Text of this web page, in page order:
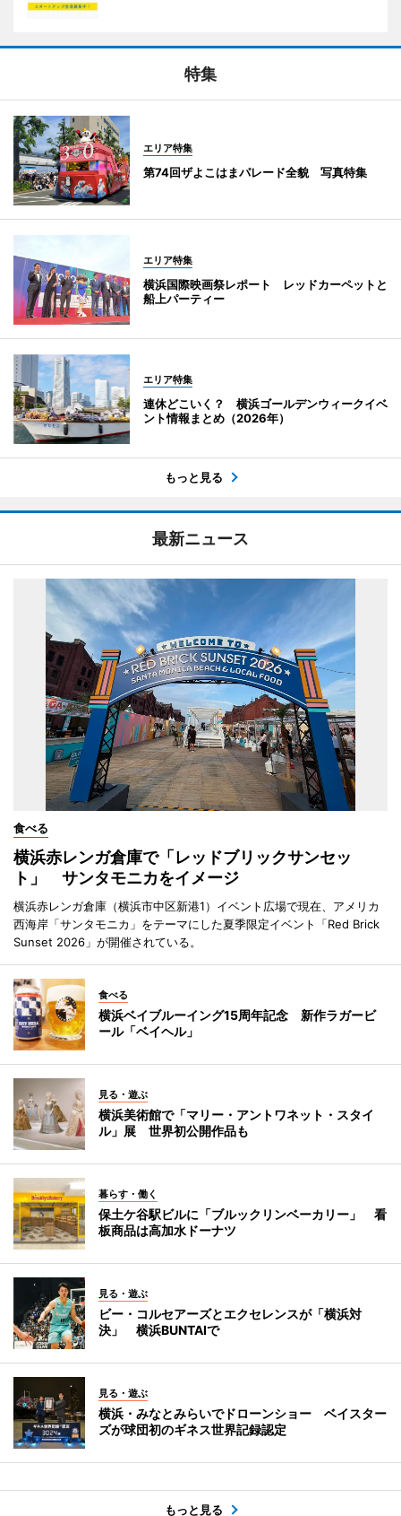
特集
エリア特集
第74回ザよこはまパレード全貌 写真特集
エリア特集
横浜国際映画祭レポート レッドカーペットと
船上パーティー
エリア特集
連休どこいく？ 横浜ゴールデンウィークイベ
ント情報まとめ（2026年）
もっと見る
最新ニュース
食べる
横浜赤レンガ倉庫で「レッドブリックサンセッ
ト」 サンタモニカをイメージ
横浜赤レンガ倉庫（横浜市中区新港1）イベント広場で現在、アメリカ
西海岸「サンタモニカ」をテーマにした夏季限定イベント「Red Brick
Sunset 2026」が開催されている。
食べる
横浜ベイブルーイング15周年記念 新作ラガービ
ール「ベイヘル」
見る・遊ぶ
横浜美術館で「マリー・アントワネット・スタイ
ル」展 世界初公開作品も
暮らす・働く
保土ケ谷駅ビルに「ブルックリンベーカリー」 看
板商品は高加水ドーナツ
見る・遊ぶ
ビー・コルセアーズとエクセレンスが「横浜対
決」 横浜BUNTAIで
見る・遊ぶ
横浜・みなとみらいでドローンショー ベイスター
ズが球団初のギネス世界記録認定
もっと見る